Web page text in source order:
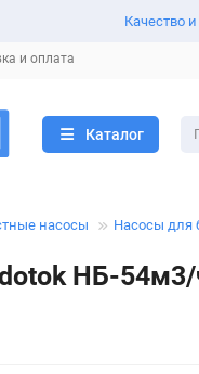
Качество
и оплата
Каталог
насосы Насосы для
НБ-